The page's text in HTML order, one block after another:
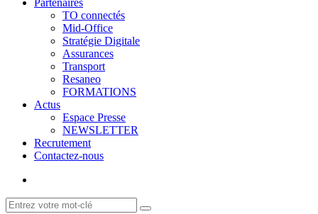
Partenaires
TO connectés
Mid-Office
Stratégie Digitale
Assurances
Transport
Resaneo
FORMATIONS
Actus
Espace Presse
NEWSLETTER
Recrutement
Contactez-nous